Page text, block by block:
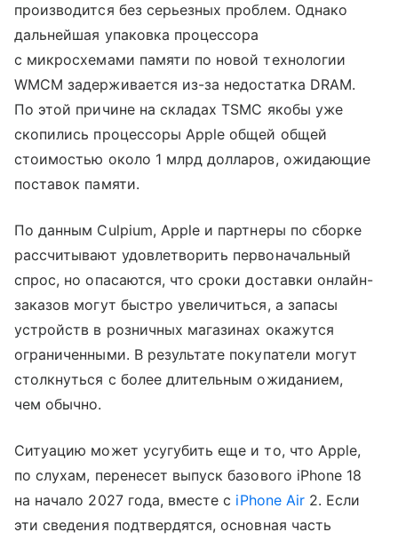
производится без серьезных проблем. Однако
дальнейшая упаковка процессора
с микросхемами памяти по новой технологии
WMCM задерживается из-за недостатка DRAM.
По этой причине на складах TSMC якобы уже
скопились процессоры Apple общей общей
стоимостью около 1 млрд долларов, ожидающие
поставок памяти.
По данным Culpium, Apple и партнеры по сборке
рассчитывают удовлетворить первоначальный
спрос, но опасаются, что сроки доставки онлайн-
заказов могут быстро увеличиться, а запасы
устройств в розничных магазинах окажутся
ограниченными. В результате покупатели могут
столкнуться с более длительным ожиданием,
чем обычно.
Ситуацию может усугубить еще и то, что Apple,
по слухам, перенесет выпуск базового iPhone 18
на начало 2027 года, вместе с iPhone Air2. Если
эти сведения подтвердятся, основная часть